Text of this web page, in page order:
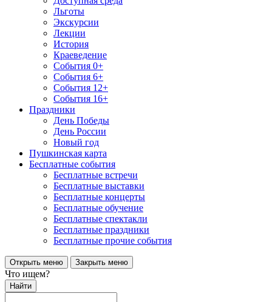
Льготы
Экскурсии
Лекции
История
Краеведение
События 0+
События 6+
События 12+
События 16+
Праздники
День Победы
День России
Новый год
Пушкинская карта
Бесплатные события
Бесплатные встречи
Бесплатные выставки
Бесплатные концерты
Бесплатные обучение
Бесплатные спектакли
Бесплатные праздники
Бесплатные прочие события
Открыть меню Закрыть меню
Что ищем?
Найти